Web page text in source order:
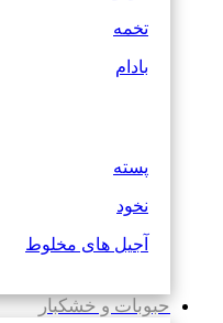
تخمه
بادام
پسته
نخود
آجیل های مخلوط
حبوبات و خشکبار